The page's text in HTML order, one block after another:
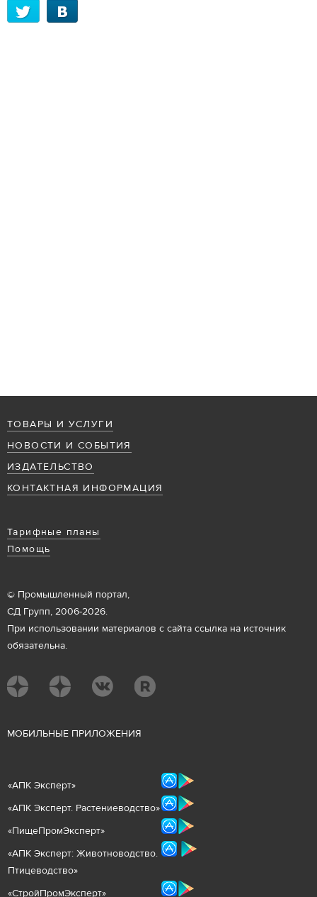
ТОВАРЫ И УСЛУГИ
НОВОСТИ И СОБЫТИЯ
ИЗДАТЕЛЬСТВО
КОНТАКТНАЯ ИНФОРМАЦИЯ
Тарифные планы
Помощь
© Промышленный портал,
СД Групп, 2006-2026.
При использовании материалов с сайта ссылка на источник
обязательна.
МОБИЛЬНЫЕ ПРИЛОЖЕНИЯ
«АПК Эксперт»
«АПК Эксперт. Растениеводство»
«ПищеПромЭксперт»
«АПК Эксперт: Животноводство.
Птицеводство»
«СтройПромЭксперт»